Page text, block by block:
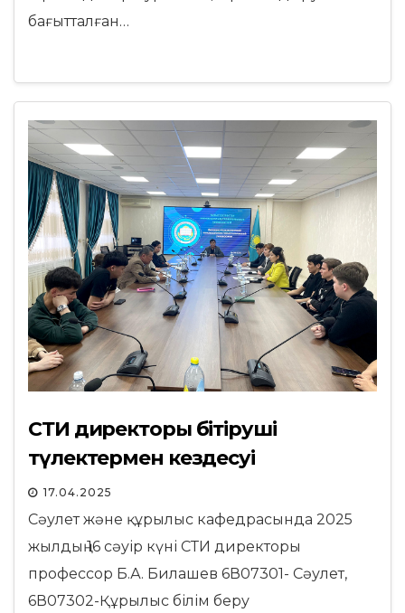
бағытталған…
СТИ директоры бітіруші
түлектермен кездесуі
17.04.2025
Сәулет және құрылыс кафедрасында 2025
жылдың 16 сәуір күні СТИ директоры
профессор Б.А. Билашев 6В07301- Сәулет,
6В07302-Құрылыс білім беру